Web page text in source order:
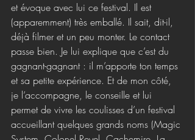
et évoque avec lui ce festival. Il est
(apparemment) très emballé. Il sait, dit-il,
déjà filmer et un peu monter. Le contact
passe bien. Je lui explique que c’est du
gagnant-gagnant : il m’apporte ton temps
et sa petite expérience. Et de mon côté,
je l’accompagne, le conseille et lui
permet de vivre les coulisses d’un festival
accueillant quelques grands noms (Magic